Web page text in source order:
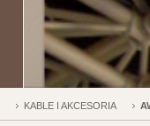
KABLE I AKCESORIA